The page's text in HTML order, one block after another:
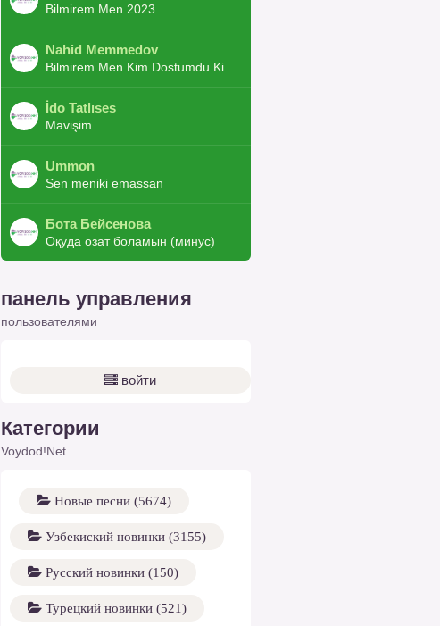
Bilmirem Men 2023
Nahid Memmedov
İdo Tatlıses
Mavişim
Ummon
Sen meniki emassan
Бота Бейсенова
Оқуда озат боламын (минус)
панель управления
пользователями
войти
Категории
Voydod!Net
Новые песни (5674)
Узбекиский новинки (3155)
Русский новинки (150)
Турецкий новинки (521)